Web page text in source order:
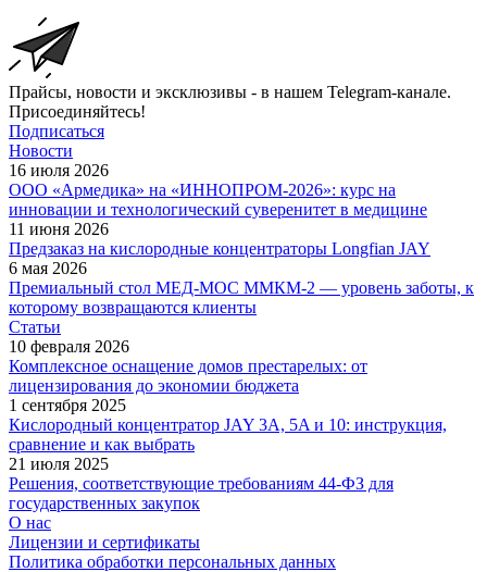
Прайсы, новости и эксклюзивы - в нашем Telegram-канале.
Присоединяйтесь!
Подписаться
Новости
16 июля 2026
ООО «Армедика» на «ИННОПРОМ-2026»: курс на
инновации и технологический суверенитет в медицине
11 июня 2026
Предзаказ на кислородные концентраторы Longfian JAY
6 мая 2026
Премиальный стол МЕД-МОС ММКМ-2 — уровень заботы, к
которому возвращаются клиенты
Статьи
10 февраля 2026
Комплексное оснащение домов престарелых: от
лицензирования до экономии бюджета
1 сентября 2025
Кислородный концентратор JAY 3A, 5A и 10: инструкция,
сравнение и как выбрать
21 июля 2025
Решения, соответствующие требованиям 44-ФЗ для
государственных закупок
О нас
Лицензии и сертификаты
Политика обработки персональных данных